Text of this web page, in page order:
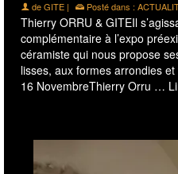
deGITE | Posté dans :
Thierry ORRU & GITEIl
complémentaire à l’expo
céramiste qui nous propose
lisses, aux formes arrondies
16 NovembreThierry Orru …